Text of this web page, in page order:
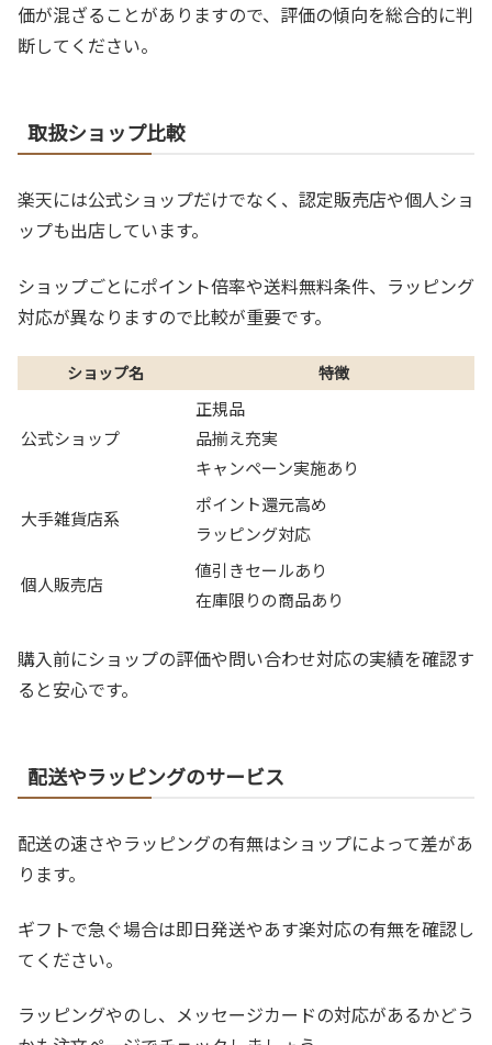
価が混ざることがありますので、評価の傾向を総合的に判
断してください。
取扱ショップ比較
楽天には公式ショップだけでなく、認定販売店や個人ショ
ップも出店しています。
ショップごとにポイント倍率や送料無料条件、ラッピング
対応が異なりますので比較が重要です。
ショップ名 特徴
公式ショップ
正規品
品揃え充実
キャンペーン実施あり
大手雑貨店系
ポイント還元高め
ラッピング対応
個人販売店
値引きセールあり
在庫限りの商品あり
購入前にショップの評価や問い合わせ対応の実績を確認す
ると安心です。
配送やラッピングのサービス
配送の速さやラッピングの有無はショップによって差があ
ります。
ギフトで急ぐ場合は即日発送やあす楽対応の有無を確認し
てください。
ラッピングやのし、メッセージカードの対応があるかどう